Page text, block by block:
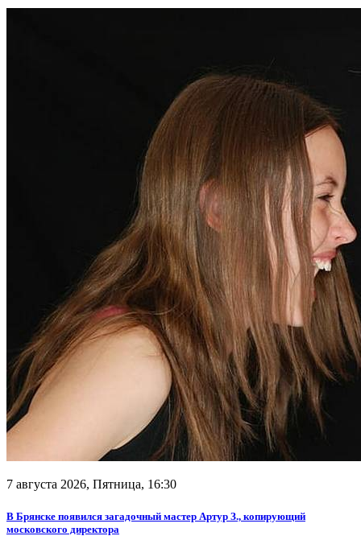
7 августа 2026, Пятница, 16:30
В Брянске появился загадочный мастер Артур З., копирующий
московского директора